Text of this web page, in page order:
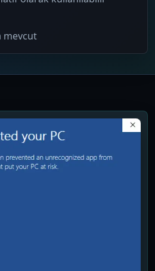
mevcut